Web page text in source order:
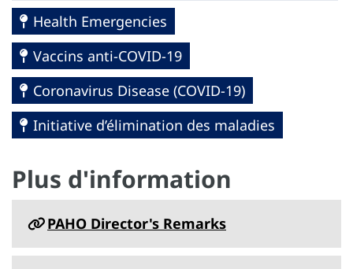
Health Emergencies
Vaccins anti-COVID-19
Coronavirus Disease (COVID-19)
Initiative d’élimination des maladies
Plus d'information
PAHO Director's Remarks